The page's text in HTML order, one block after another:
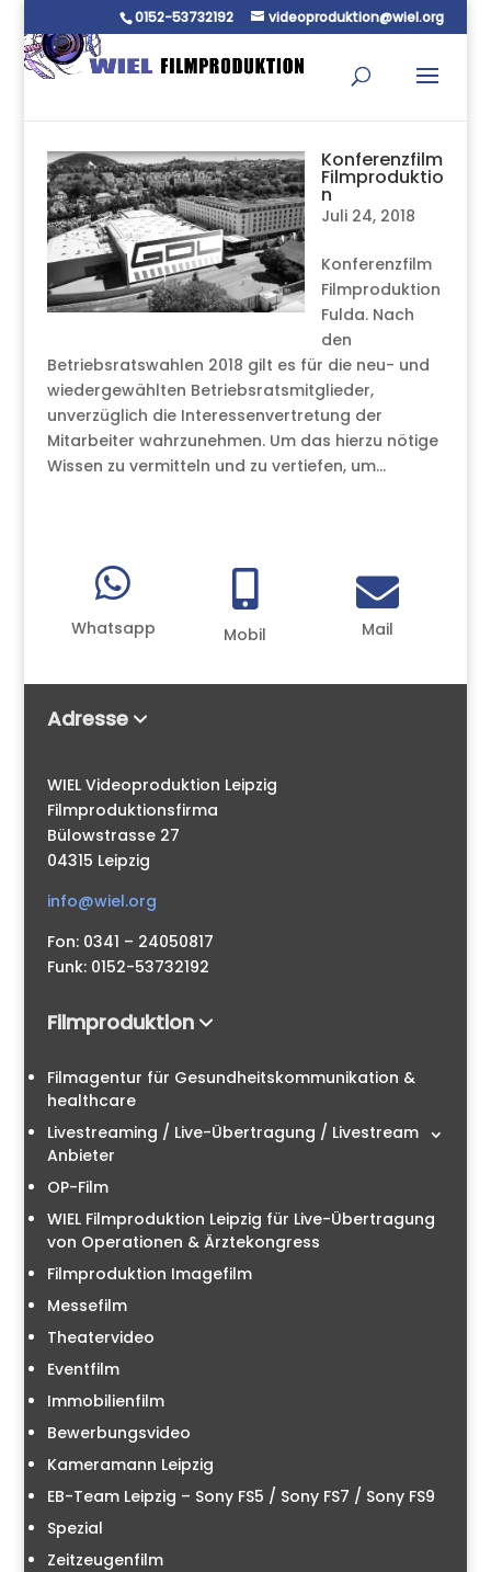
0152-53732192 videoproduktion@wiel.org
Konferenzfilm
Filmproduktio
n
Juli 24, 2018
Konferenzfilm
Filmproduktion
Fulda. Nach
den
Betriebsratswahlen 2018 gilt es für die neu- und
wiedergewählten Betriebsratsmitglieder,
unverzüglich die Interessenvertretung der
Mitarbeiter wahrzunehmen. Um das hierzu nötige
Wissen zu vermitteln und zu vertiefen, um...

Whatsapp

Mobil

Mail
Adresse
WIEL Videoproduktion Leipzig
Filmproduktionsfirma
Bülowstrasse 27
04315 Leipzig
info@wiel.org
Fon: 0341 – 24050817
Funk: 0152-53732192
Filmproduktion
Filmagentur für Gesundheitskommunikation &
healthcare
Livestreaming / Live-Übertragung / Livestream
Anbieter
OP-Film
WIEL Filmproduktion Leipzig für Live-Übertragung
von Operationen & Ärztekongress
Filmproduktion Imagefilm
Messefilm
Theatervideo
Eventfilm
Immobilienfilm
Bewerbungsvideo
Kameramann Leipzig
EB-Team Leipzig – Sony FS5 / Sony FS7 / Sony FS9
Spezial
Zeitzeugenfilm